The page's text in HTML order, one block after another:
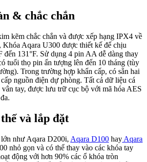
& chắc chắn
kẽm chắc chắn và được xếp hạng IPX4 về
Khóa Aqara U300 được thiết kế để chịu
đến 131°F. Sử dụng 4 pin AA dễ dàng thay
tuổi thọ pin ấn tượng lên đến 10 tháng (tùy
Trong trường hợp khẩn cấp, có sẵn hai
nguồn điện dự phòng. Tất cả dữ liệu cá
vân tay, được lưu trữ cục bộ với mã hóa AES
và lắp đặt
như Aqara D200i, Aqara D100 hay Aqara
nhỏ gọn và có thể thay vào các khóa tay
động với hơn 90% các ổ khóa tròn